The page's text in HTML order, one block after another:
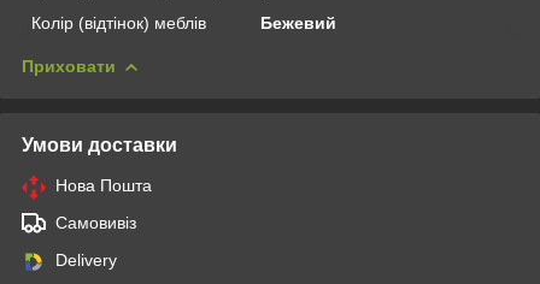
Колір (відтінок) меблів
Бежевий
Приховати
Умови доставки
Нова Пошта
Самовивіз
Delivery